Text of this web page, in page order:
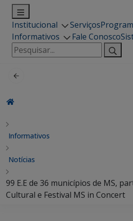
Institucional Serviços
Informativos
Fale Conosco
Pesquisar
por:
Informativos
Notícias
99 E.E de 36 municípios de MS,
Cultural e Festival MS in Concert